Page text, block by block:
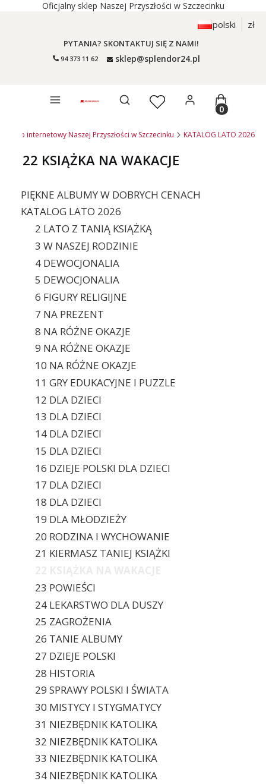
Oficjalny sklep Naszej Przyszłości w Szczecinku
polski zł
PYTANIA? SKONTAKTUJ SIĘ Z NAMI!
94 373 11 62 sklep@splendor24.pl
Otwórz wyszukiwarkęProdukty
sklep internetowy Naszej Przyszłości w Szczecinku KATALOG LATO 2026
22 KSIĄŻKA NA WAKACJE
PIĘKNE ALBUMY W DOBRYCH CENACH
KATALOG LATO 2026
2 LATO Z TANIĄ KSIĄŻKĄ
3 W NASZEJ RODZINIE
4 DEWOCJONALIA
5 DEWOCJONALIA
6 FIGURY RELIGIJNE
7 NA PREZENT
8 NA RÓŻNE OKAZJE
9 NA RÓŻNE OKAZJE
10 NA RÓŻNE OKAZJE
11 GRY EDUKACYJNE I PUZZLE
12 DLA DZIECI
13 DLA DZIECI
14 DLA DZIECI
15 DLA DZIECI
16 DZIEJE POLSKI DLA DZIECI
17 DLA DZIECI
18 DLA DZIECI
19 DLA MŁODZIEŻY
20 RODZINA I WYCHOWANIE
21 KIERMASZ TANIEJ KSIĄŻKI
23 POWIEŚCI
24 LEKARSTWO DLA DUSZY
25 ZAGROŻENIA
26 TANIE ALBUMY
27 DZIEJE POLSKI
28 HISTORIA
29 SPRAWY POLSKI I ŚWIATA
30 MISTYCY I STYGMATYCY
31 NIEZBĘDNIK KATOLIKA
32 NIEZBĘDNIK KATOLIKA
33 NIEZBĘDNIK KATOLIKA
34 NIEZBĘDNIK KATOLIKA